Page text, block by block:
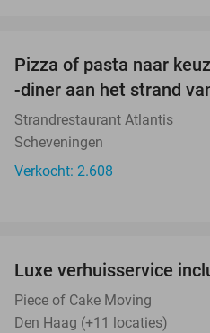
Pizza of pasta naar
-diner aan het strand
Strandrestaurant Atlantis
Scheveningen
Verkocht: 2.608
Luxe verhuisservice
Piece of Cake Moving
Den Haag (+11 locaties)